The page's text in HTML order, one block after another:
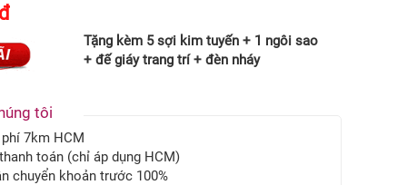
Tặng kèm 5 sợi kim tuyến + 1 ngôi sao
+ đế giáy trang trí + đèn nháy
tôi
7km HCM
toán (chỉ áp dụng HCM)
chuyển khoản trước 100%